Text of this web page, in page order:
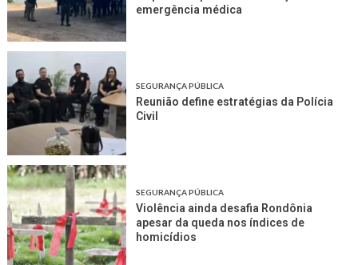
emergência médica
SEGURANÇA PÚBLICA
Reunião define estratégias da Polícia
Civil
SEGURANÇA PÚBLICA
Violência ainda desafia Rondônia
apesar da queda nos índices de
homicídios